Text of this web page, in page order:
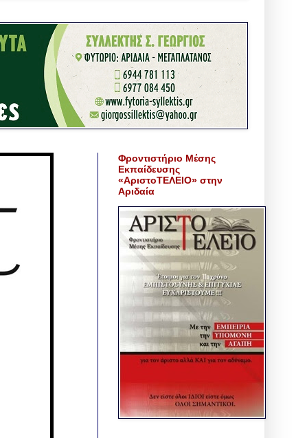
Φροντιστήριο Μέσης
Εκπαίδευσης
«ΑριστοΤΕΛΕΙΟ» στην
Αριδαία